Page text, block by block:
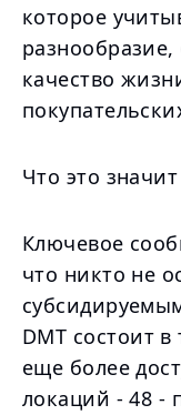
которое
качество
Что это
Ключевое
что никто не
DMT состоит
еще более
локаций - 48 -